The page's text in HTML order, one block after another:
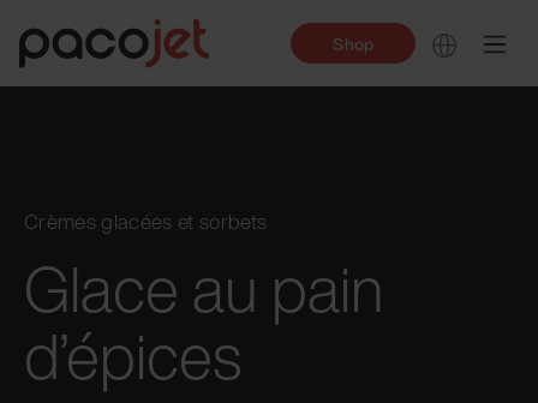
Shop
Crèmes glacées et sorbets
Glace au pain
d’épices